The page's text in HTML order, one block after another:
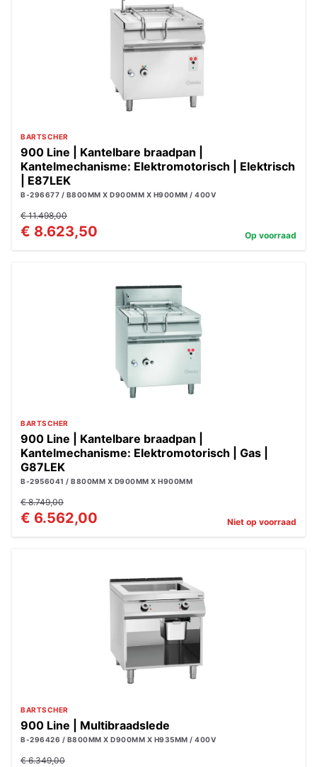
BARTSCHER
900 Line | Kantelbare braadpan |
Kantelmechanisme: Elektromotorisch | Elektrisch
| E87LEK
B-296677 / B800MM X D900MM X H900MM / 400V
€ 11.498,00
€ 8.623,50 Op voorraad
BARTSCHER
900 Line | Kantelbare braadpan |
Kantelmechanisme: Elektromotorisch | Gas |
G87LEK
B-2956041 / B800MM X D900MM X H900MM
€ 8.749,00
€ 6.562,00 Niet op voorraad
BARTSCHER
900 Line | Multibraadslede
B-296426 / B800MM X D900MM X H935MM / 400V
€ 6.349,00